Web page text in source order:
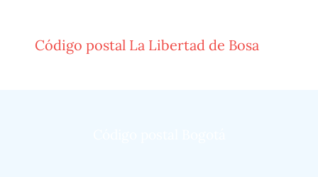
Código postal La Libertad de Bosa